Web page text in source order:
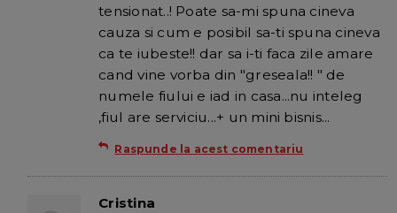
tensionat..! Poate sa-mi spuna cineva
cauza si cum e posibil sa-ti spuna cineva
ca te iubeste!! dar sa i-ti faca zile amare
cand vine vorba din "greseala!! " de
numele fiului e iad in casa...nu inteleg
,fiul are serviciu...+ un mini bisnis...
Raspunde la acest comentariu
Cristina